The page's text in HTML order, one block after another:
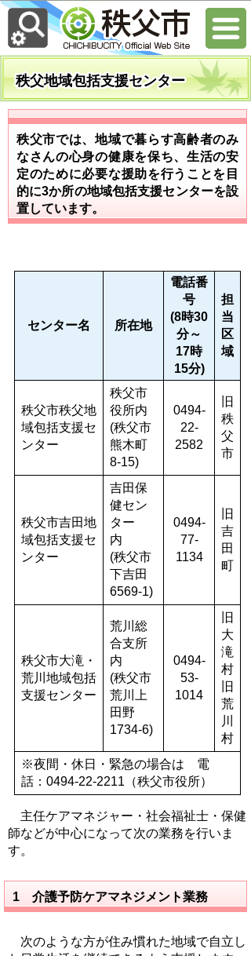
秩父地域包括支援センター
秩父市では、地域で暮らす高齢者のみ
なさんの心身の健康を保ち、生活の安
定のために必要な援助を行うことを目
的に3か所の地域包括支援センターを設
置しています。
センター名 所在地
電話番
号
(8時30
分～
17時
15分)
担
当
区
域
秩父市秩父地
域包括支援セ
ンター
秩父市
役所内
(秩父市
熊木町
8-15)
0494-
22-
2582
旧
秩
父
市
秩父市吉田地
域包括支援セ
ンター
吉田保
健セン
ター
内
(秩父市
下吉田
6569-1)
0494-
77-
1134
旧
吉
田
町
秩父市大滝・
荒川地域包括
支援センター
荒川総
合支所
内
(秩父市
荒川上
田野
1734-6)
0494-
53-
1014
旧
大
滝
村
旧
荒
川
村
※夜間・休日・緊急の場合は 電
話：0494-22-2211（秩父市役所）
主任ケアマネジャー・社会福祉士・保健
師などが中心になって次の業務を行いま
す。
1 介護予防ケアマネジメント業務
次のような方が住み慣れた地域で自立し